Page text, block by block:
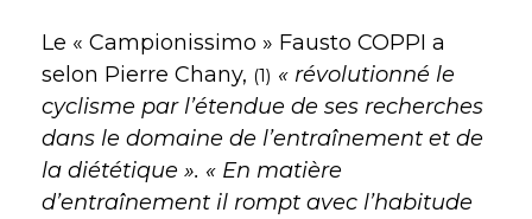
Le « Campionissimo » Fausto COPPI a
selon Pierre Chany, (1) « révolutionné le
cyclisme par l’étendue de ses recherches
dans le domaine de l’entraînement et de
la diététique ». « En matière
d’entraînement il rompt avec l’habitude